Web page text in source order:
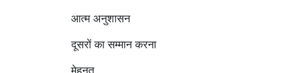
आत्म अनुशासन
दूसरों का सम्मान करना